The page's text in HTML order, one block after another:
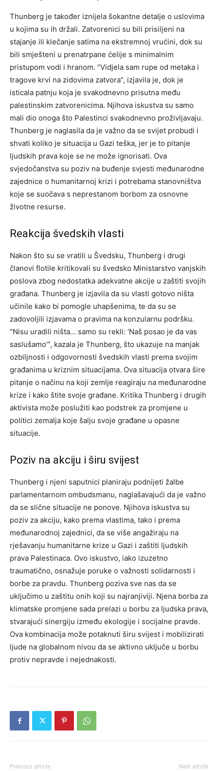
Thunberg je također iznijela šokantne detalje o uslovima
u kojima su ih držali. Zatvorenici su bili prisiljeni na
stajanje ili klečanje satima na ekstremnoj vrućini, dok su
bili smješteni u prenatrpane ćelije s minimalnim
pristupom vodi i hranom. “Vidjela sam rupe od metaka i
tragove krvi na zidovima zatvora”, izjavila je, dok je
isticala patnju koja je svakodnevno prisutna među
palestinskim zatvorenicima. Njihova iskustva su samo
mali dio onoga što Palestinci svakodnevno proživljavaju.
Thunberg je naglasila da je važno da se svijet probudi i
shvati koliko je situacija u Gazi teška, jer je to pitanje
ljudskih prava koje se ne može ignorisati. Ova
svjedočanstva su poziv na buđenje svjesti međunarodne
zajednice o humanitarnoj krizi i potrebama stanovništva
koje se suočava s neprestanom borbom za osnovne
životne resurse.
Reakcija švedskih vlasti
Nakon što su se vratili u Švedsku, Thunberg i drugi
članovi flotile kritikovali su švedsko Ministarstvo vanjskih
poslova zbog nedostatka adekvatne akcije u zaštiti svojih
građana. Thunberg je izjavila da su vlasti gotovo ništa
učinile kako bi pomogle uhapšenima, te da su se
zadovoljili izjavama o pravima na konzularnu podršku.
“Nisu uradili ništa… samo su rekli: ‘Naš posao je da vas
saslušamo’”, kazala je Thunberg, što ukazuje na manjak
ozbiljnosti i odgovornosti švedskih vlasti prema svojim
građanima u kriznim situacijama. Ova situacija otvara šire
pitanje o načinu na koji zemlje reagiraju na međunarodne
krize i kako štite svoje građane. Kritika Thunberg i drugih
aktivista može poslužiti kao podstrek za promjene u
politici zemalja koje šalju svoje građane u opasne
situacije.
Poziv na akciju i širu svijest
Thunberg i njeni saputnici planiraju podnijeti žalbe
parlamentarnom ombudsmanu, naglašavajući da je važno
da se slične situacije ne ponove. Njihova iskustva su
poziv za akciju, kako prema vlastima, tako i prema
međunarodnoj zajednici, da se više angažiraju na
rješavanju humanitarne krize u Gazi i zaštiti ljudskih
prava Palestinaca. Ovo iskustvo, iako izuzetno
traumatično, osnažuje poruke o važnosti solidarnosti i
borbe za pravdu. Thunberg poziva sve nas da se
uključimo u zaštitu onih koji su najranjiviji. Njena borba za
klimatske promjene sada prelazi u borbu za ljudska prava,
stvarajući sinergiju između ekologije i socijalne pravde.
Ova kombinacija može potaknuti širu svijest i mobilizirati
ljude na globalnom nivou da se aktivno uključe u borbu
protiv nepravde i nejednakosti.
Previous article Next article